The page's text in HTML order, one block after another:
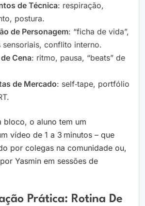
de Técnica: respiração,
postura.
de Personagem: “ficha de vida”,
sensoriais, conflito interno.
Cena: ritmo, pausa, “beats” de
de Mercado: self‑tape, portfólio
bloco, o aluno tem um
vídeo de 1 a 3 minutos – que
por colegas na comunidade ou,
Yasmin em sessões de
Prática: Rotina De